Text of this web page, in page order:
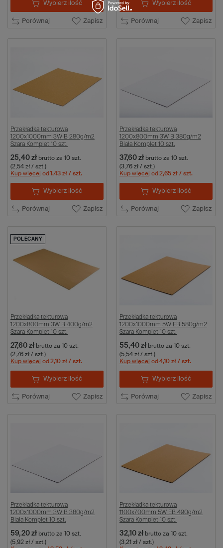
Porównaj Zapisz
Wybierz ilość
Porównaj Zapisz
Wybierz ilość
Przekładka tekturowa
1200x1000mm 3W B 280g/m2
Szara Komplet 10 szt.
25,40 zł brutto za 10 szt.
(2,54 zł / szt.)
Kup więcej od 1,43 zł / szt.
Porównaj Zapisz
Wybierz ilość
Przekładka tekturowa
1200x800mm 3W B 380g/m2
Biała Komplet 10 szt.
37,60 zł brutto za 10 szt.
(3,76 zł / szt.)
Kup więcej od 2,65 zł / szt.
Porównaj Zapisz
Wybierz ilość
POLECANY
Przekładka tekturowa
1200x800mm 3W B 400g/m2
Szara Komplet 10 szt.
27,60 zł brutto za 10 szt.
(2,76 zł / szt.)
Kup więcej od 2,10 zł / szt.
Porównaj Zapisz
Wybierz ilość
Przekładka tekturowa
1200x1000mm 5W EB 580g/m2
Szara Komplet 10 szt.
55,40 zł brutto za 10 szt.
(5,54 zł / szt.)
Kup więcej od 4,10 zł / szt.
Porównaj Zapisz
Wybierz ilość
Przekładka tekturowa
1200x1000mm 3W B 380g/m2
Biała Komplet 10 szt.
59,20 zł brutto za 10 szt.
(5,92 zł / szt.)
Przekładka tekturowa
1100x700mm 5W EB 490g/m2
Szara Komplet 10 szt.
32,10 zł brutto za 10 szt.
(3,21 zł / szt.)